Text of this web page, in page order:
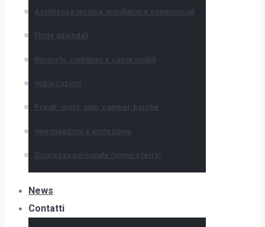
Assistenza tecnica, installatori e commerciali
Flotte aziendali
Rimorchi, container e casse mobili
Imbarcazioni
Privati : moto, auto, camper, barche
Investigazioni e protezione
Sicurezza personale (uomo a terra)
News
Contatti